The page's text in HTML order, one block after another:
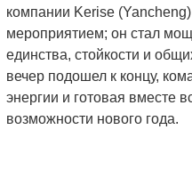
компании Kerise
мероприятием; он стал
единства, стойкости и
вечер подошел к концу,
энергии и готовая вместе
возможности нового года.